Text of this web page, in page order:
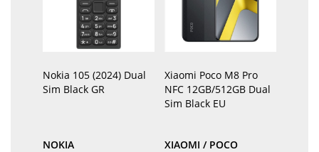
Nokia 105 (2024) Dual
Sim Black GR
NOKIA
Xiaomi Poco M8 Pro
NFC 12GB/512GB Dual
Sim Black EU
XIAOMI / POCO